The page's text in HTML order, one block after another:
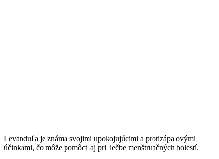
Levanduľa je známa svojimi upokojujúcimi a protizápalovými
účinkami, čo môže pomôcť aj pri liečbe menštruačných bolestí.